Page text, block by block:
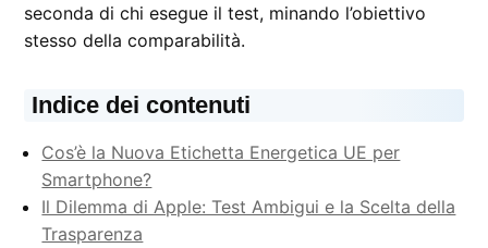
seconda di chi esegue il test, minando l’obiettivo
stesso della comparabilità.
Indice dei contenuti
Cos’è la Nuova Etichetta Energetica UE per
Smartphone?
Il Dilemma di Apple: Test Ambigui e la Scelta della
Trasparenza